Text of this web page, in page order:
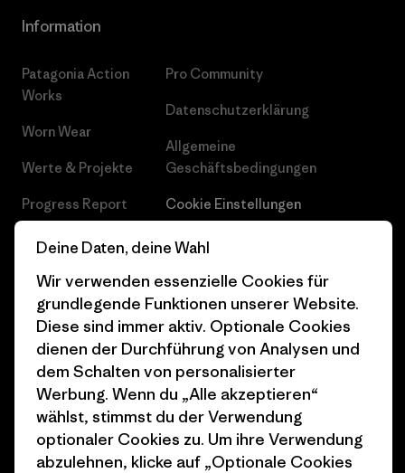
Information
Patagonia Action
Works
Worn Wear
Werte & Projekte
Progress Report
Business Unusual
Klimaziele
1% For The Planet
Wie wir finanzieren
Geschenkgutscheine
Stores in deiner
Nähe
Pro Community
Datenschutzerklärung
Allgemeine
Geschäftsbedingungen
Cookie Einstellungen
Karriere
Pressekontakt
Industry program
Affiliate-Programm
Patagonia Österreich
Seitenverzeichnis
Deine Daten, deine Wahl
Wir verwenden essenzielle Cookies für
grundlegende Funktionen unserer Website.
Diese sind immer aktiv. Optionale Cookies
dienen der Durchführung von Analysen und
dem Schalten von personalisierter
Werbung. Wenn du „Alle akzeptieren“
wählst, stimmst du der Verwendung
optionaler Cookies zu. Um ihre Verwendung
abzulehnen, klicke auf „Optionale Cookies